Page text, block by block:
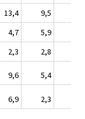
13,4 9,5
4,7 5,9
2,3 2,8
9,6 5,4
6,9 2,3